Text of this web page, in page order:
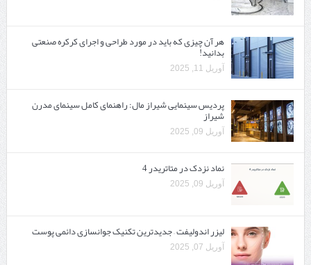
هر آن چیزی که باید در مورد طراحی و اجرای کرکره صنعتی
بدانید!
آوریل 11, 2025
پردیس سینمایی شیراز مال: راهنمای کامل سینمای مدرن
شیراز
آوریل 09, 2025
نماد نزدک در متاتریدر 4
آوریل 09, 2025
لیزر اندولیفت – جدیدترین تکنیک جوانسازی دائمی پوست
آوریل 07, 2025